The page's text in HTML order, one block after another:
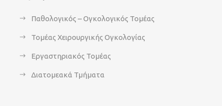
Παθολογικός – Ογκολογικός Τομέας
Τομέας Χειρουργικής Ογκολογίας
Εργαστηριακός Τομέας
Διατομεακά Τμήματα